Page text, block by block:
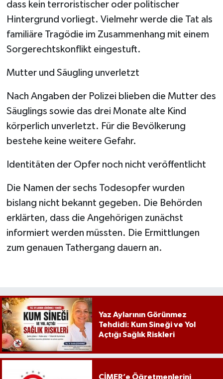
dass kein terroristischer oder politischer
Hintergrund vorliegt. Vielmehr werde die Tat als
familiäre Tragödie im Zusammenhang mit einem
Sorgerechtskonflikt eingestuft.
Mutter und Säugling unverletzt
Nach Angaben der Polizei blieben die Mutter des
Säuglings sowie das drei Monate alte Kind
körperlich unverletzt. Für die Bevölkerung
bestehe keine weitere Gefahr.
Identitäten der Opfer noch nicht veröffentlicht
Die Namen der sechs Todesopfer wurden
bislang nicht bekannt gegeben. Die Behörden
erklärten, dass die Angehörigen zunächst
informiert werden müssten. Die Ermittlungen
zum genauen Tathergang dauern an.
Yaz Aylarının Görünmez
Tehdidi: Kum Sineği ve Yol
Açtığı Sağlık Riskleri
CİMER’e Öğretmenlerini